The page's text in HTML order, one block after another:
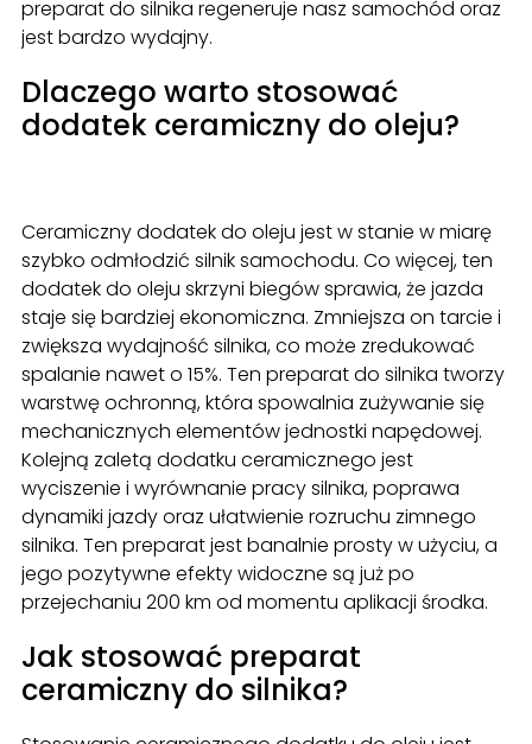
preparat do silnika regeneruje nasz samochód oraz
jest bardzo wydajny.
Dlaczego warto stosować
dodatek ceramiczny do oleju?
Ceramiczny dodatek do oleju jest w stanie w miarę
szybko odmłodzić silnik samochodu. Co więcej, ten
dodatek do oleju skrzyni biegów sprawia, że jazda
staje się bardziej ekonomiczna. Zmniejsza on tarcie i
zwiększa wydajność silnika, co może zredukować
spalanie nawet o 15%. Ten preparat do silnika tworzy
warstwę ochronną, która spowalnia zużywanie się
mechanicznych elementów jednostki napędowej.
Kolejną zaletą dodatku ceramicznego jest
wyciszenie i wyrównanie pracy silnika, poprawa
dynamiki jazdy oraz ułatwienie rozruchu zimnego
silnika. Ten preparat jest banalnie prosty w użyciu, a
jego pozytywne efekty widoczne są już po
przejechaniu 200 km od momentu aplikacji środka.
Jak stosować preparat
ceramiczny do silnika?